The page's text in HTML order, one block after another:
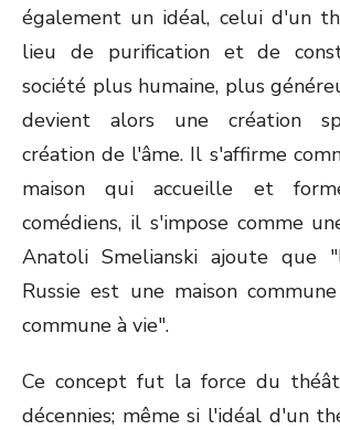
également un idéal, celui d'un
lieu de purification et de
société plus humaine, plus
devient alors une création
création de l'âme. Il s'affirme
maison qui accueille et
comédiens, il s'impose comme
Anatoli Smelianski ajoute que
Russie est une maison
commune à vie".
Ce concept fut la force du
décennies; même si l'idéal d'un